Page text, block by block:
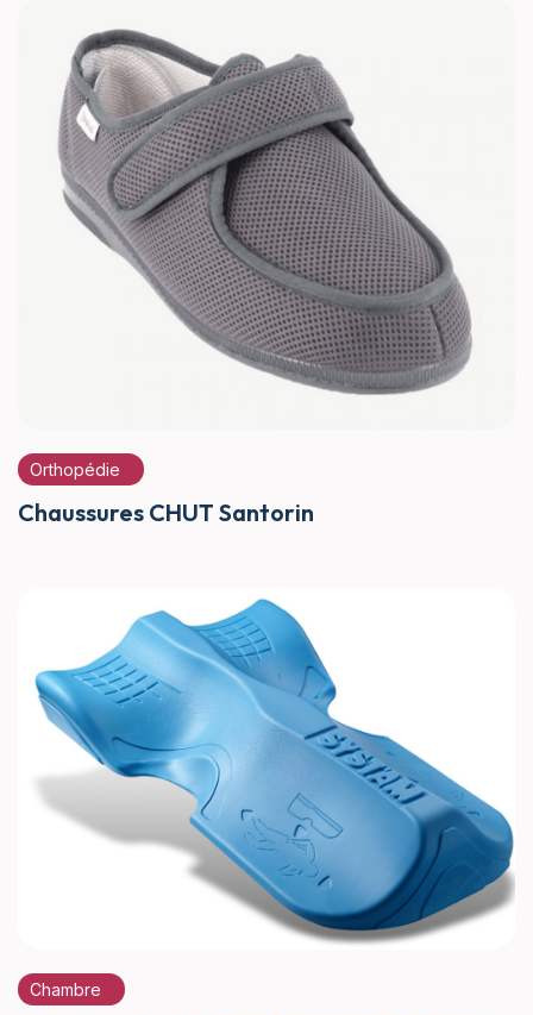
Orthopédie
Chaussures CHUT Santorin
Chambre